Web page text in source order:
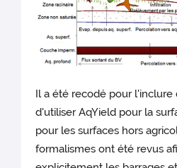
Il a été recodé pour l'inclure
d'utiliser AqYield pour la
pour les surfaces hors
formalismes ont été revus